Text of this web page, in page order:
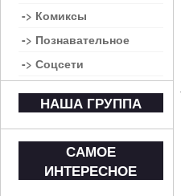
-> Комиксы
-> Познавательное
-> Соцсети
НАША ГРУППА
САМОЕ
ИНТЕРЕСНОЕ